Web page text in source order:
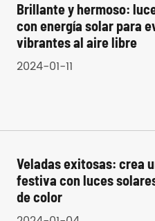
Brillante y hermoso:
con energía solar para
vibrantes al aire libre
2024-01-11
Veladas exitosas: crea
festiva con luces
de color